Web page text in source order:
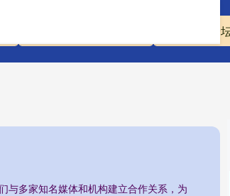
专业配资论
与多家知名媒体和机构建立合作关系，为